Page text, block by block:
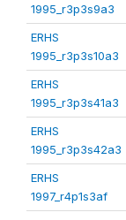
1995_r3p3s9a3
ERHS
1995_r3p3s10a3
ERHS
1995_r3p3s41a3
ERHS
1995_r3p3s42a3
ERHS
1997_r4p1s3af